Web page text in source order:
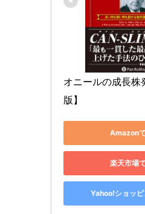
オニールの成長株
版】
Amazon
楽天市場
Yahoo!ショッ